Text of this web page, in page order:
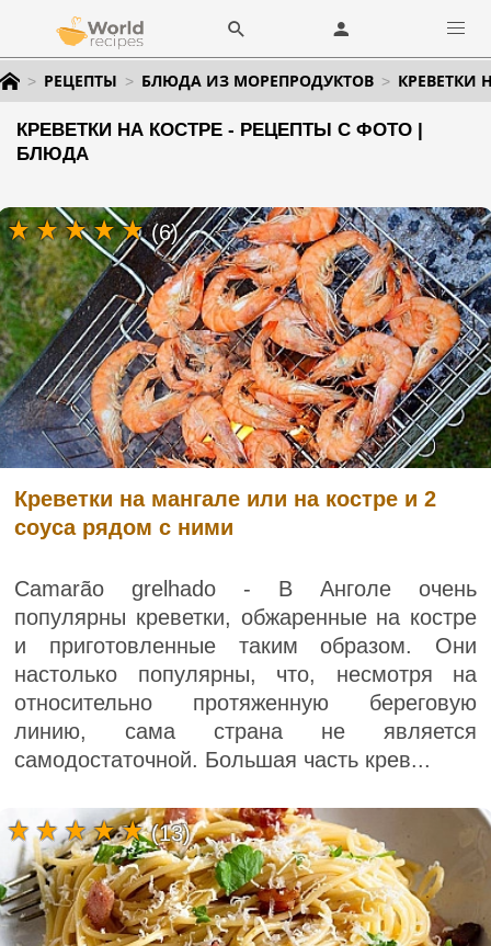
РЕЦЕПТЫ БЛЮДА ИЗ МОРЕПРОДУКТОВ КРЕВЕТКИ
КРЕВЕТКИ НА КОСТРЕ - РЕЦЕПТЫ С ФОТО |
БЛЮДА
Креветки на мангале или на костре и 2
соуса рядом с ними
Camarão grelhado - В Анголе очень
популярны креветки, обжаренные на костре
и приготовленные таким образом. Они
настолько популярны, что, несмотря на
относительно протяженную береговую
линию, сама страна не является
самодостаточной. Большая часть крев...
(6)
(13)